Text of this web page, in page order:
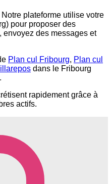
plateforme utilise votre
pour proposer des
envoyez des messages et
Plan cul Fribourg, Plan cul
dans le Fribourg
rapidement grâce à
actifs.